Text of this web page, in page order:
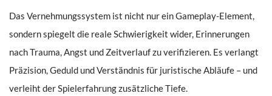
Das Vernehmungssystem ist nicht nur ein Gameplay-Element,
sondern spiegelt die reale Schwierigkeit wider, Erinnerungen
nach Trauma, Angst und Zeitverlauf zu verifizieren. Es verlangt
Präzision, Geduld und Verständnis für juristische Abläufe – und
verleiht der Spielerfahrung zusätzliche Tiefe.